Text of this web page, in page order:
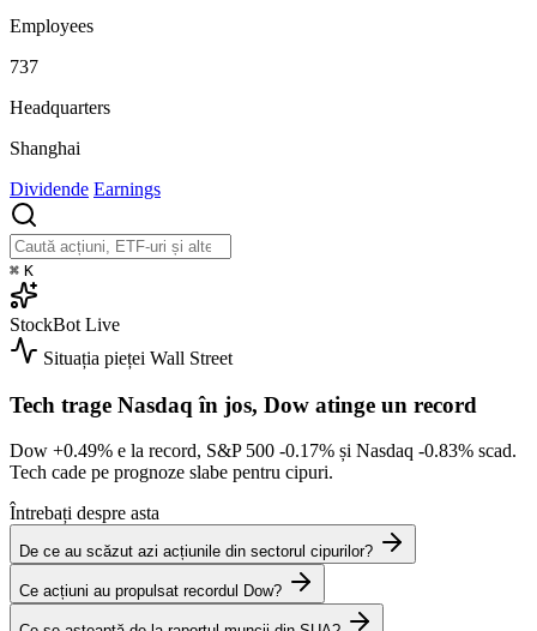
Employees
737
Headquarters
Shanghai
Dividende Earnings
⌘ K
StockBot Live
Situația pieței Wall Street
Tech trage Nasdaq în jos, Dow atinge un record
Dow +0.49% e la record, S&P 500 -0.17% și Nasdaq -0.83% scad.
Tech cade pe prognoze slabe pentru cipuri.
Întrebați despre asta
De ce au scăzut azi acțiunile din sectorul cipurilor?
Ce acțiuni au propulsat recordul Dow?